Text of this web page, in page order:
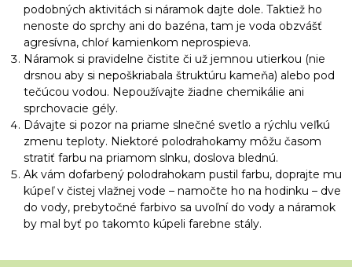
podobných aktivitách si náramok dajte dole. Taktiež ho
nenoste do sprchy ani do bazéna, tam je voda obzvášť
agresívna, chloŕ kamienkom neprospieva.
Náramok si pravidelne čistite či už jemnou utierkou (nie
drsnou aby si nepoškriabala štruktúru kameňa) alebo pod
tečúcou vodou. Nepoužívajte žiadne chemikálie ani
sprchovacie gély.
Dávajte si pozor na priame slnečné svetlo a rýchlu veľkú
zmenu teploty. Niektoré polodrahokamy môžu časom
stratiť farbu na priamom slnku, doslova blednú.
Ak vám dofarbený polodrahokam pustil farbu, doprajte mu
kúpeľ v čistej vlažnej vode – namočte ho na hodinku – dve
do vody, prebytočné farbivo sa uvoľní do vody a náramok
by mal byť po takomto kúpeli farebne stály.